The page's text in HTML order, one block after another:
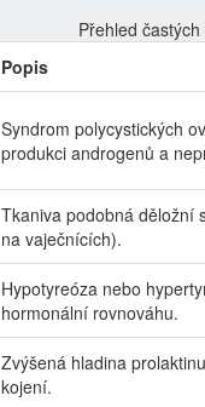
Přehled
Popis
Syndrom polycystických
produkci androgenů a
Tkaniva podobná děložní
na vaječnících).
Hypotyreóza nebo
hormonální rovnováhu.
Zvýšená hladina
kojení.